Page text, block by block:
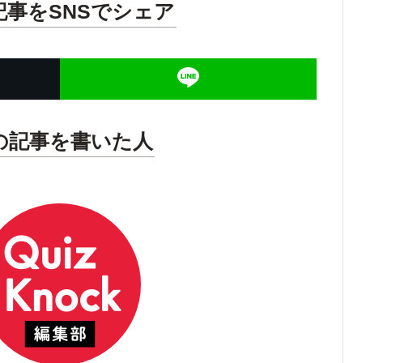
事をSNSでシェア
記事を書いた人